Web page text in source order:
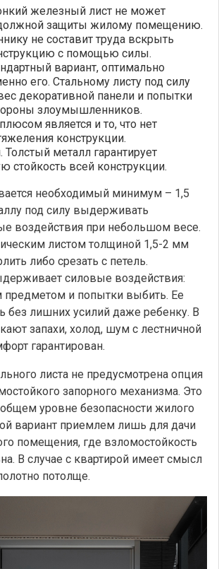
железный лист не может
защиты жилому помещению.
не составит труда вскрыть
с помощью силы.
вариант, оптимально
его. Стальному листу под силу
декоративной панели и попытки
злоумышленников.
является и то, что нет
конструкции.
металл гарантирует
стойкость всей конструкции.
необходимый минимум – 1,5
под силу выдерживать
воздействия при небольшом весе.
листом толщиной 1,5-2 мм
либо срезать с петель.
силовые воздействия:
и попытки выбить. Ее
без лишних усилий даже ребенку. В
запахи, холод, шум с лестничной
гарантирован.
листа не предусмотрена опция
запорного механизма. Это
уровне безопасности жилого
вариант приемлем лишь для дачи
помещения, где взломостойкость
В случае с квартирой имеет смысл
потолще.